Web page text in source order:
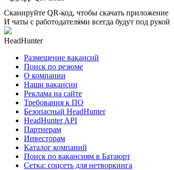
Сканируйте QR-код, чтобы скачать приложение
И чаты с работодателями всегда будут под рукой
HeadHunter
Размещение вакансий
Поиск по резюме
О компании
Наши вакансии
Реклама на сайте
Требования к ПО
Безопасный HeadHunter
HeadHunter API
Партнерам
Инвесторам
Каталог компаний
Поиск по вакансиям в Батаюрт
Сетка: соцсеть для нетворкинга